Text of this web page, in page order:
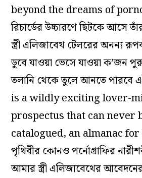
beyond the dreams of
রিচার্ডের উচ্চারণে ছিটকে আসে
স্ত্রী এলিজাবেথ টেলরের অনন্য
ডুবে যাওয়া ভেসে যাওয়া ক’জন
তলানি থেকে তুলে আনতে পারবে
is a wildly exciting lover-
prospectus that can never
catalogued, an almanac for
পৃথিবীর কোনও পর্নোগ্রাফির
আমার স্ত্রী এলিজাবেথের